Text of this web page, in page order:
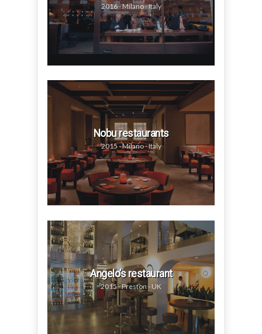
2016 - Milano - Italy
Nobu restaurants
2015 - Milano - Italy
Angelo’s restaurant
2015 - Preston - UK